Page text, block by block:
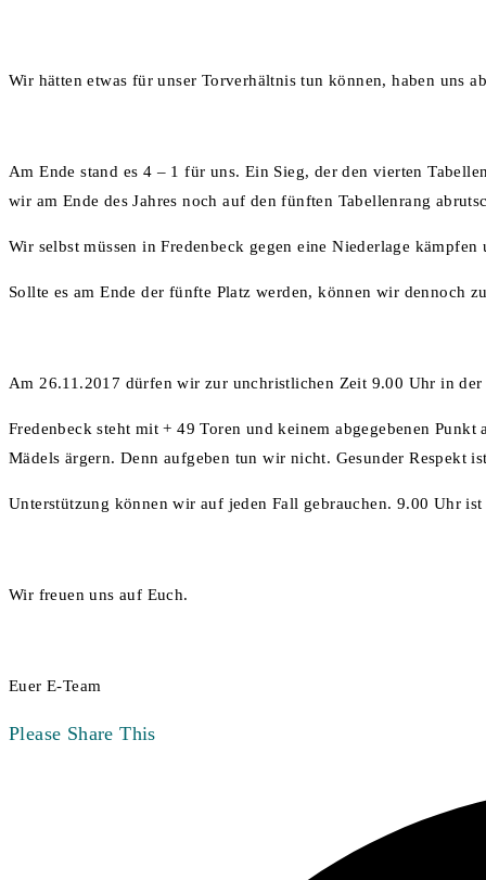
Wir hätten etwas für unser Torverhältnis tun können, haben uns
Am Ende stand es 4 – 1 für uns. Ein Sieg, der den vierten
wir am Ende des Jahres noch auf den fünften Tabellenrang
Wir selbst müssen in Fredenbeck gegen eine Niederlage kämpfen
Sollte es am Ende der fünfte Platz werden, können wir dennoch
Am 26.11.2017 dürfen wir zur unchristlichen Zeit 9.00 Uhr in
Fredenbeck steht mit + 49 Toren und keinem abgegebenen
Mädels ärgern. Denn aufgeben tun wir nicht. Gesunder Respekt
Unterstützung können wir auf jeden Fall gebrauchen. 9.00 Uhr
Wir freuen uns auf Euch.
Euer E-Team
Please Share ThisDiesen